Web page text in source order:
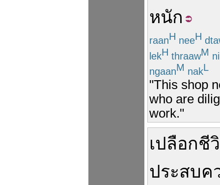
หนัก
raanH neeH
lekH thraawM
ngaanM nakL
"This shop
who are
work."
เปลือกชี
ประสบค